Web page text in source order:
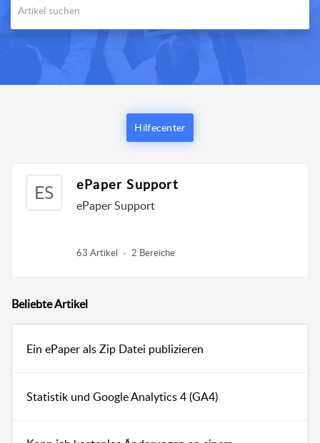
Hilfecenter
ES ePaper Support
ePaper Support
63 Artikel 2 Bereiche
BeliebteArtikel
Ein ePaper als Zip Datei publizieren
Statistik und Google Analytics 4 (GA4)